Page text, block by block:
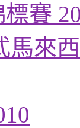
標賽
馬來